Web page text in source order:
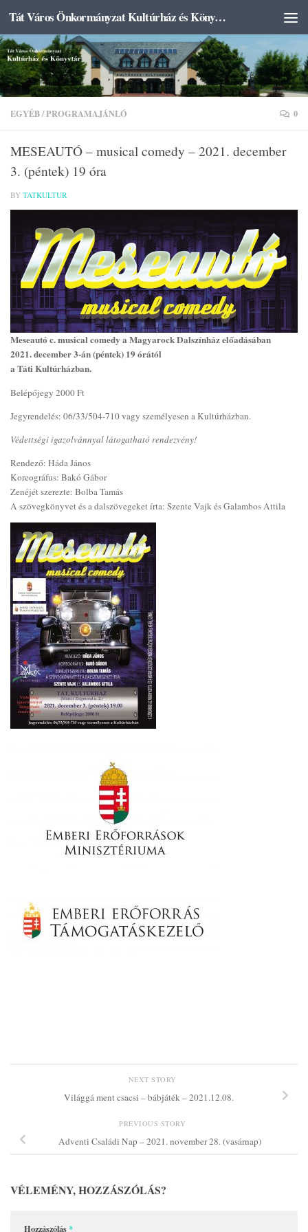
Skip to content Tát Város Önkormányzat Kultúrház és Könyvtár
EGYÉB/PROGRAMAJÁNLÓ 0
MESEAUTÓ – musical comedy – 2021. december
3. (péntek) 19 óra
BY TATKULTUR
Meseautó c. musical comedy a Magyarock Dalszínház előadásában
2021. december 3-án (péntek) 19 órától
a Táti Kultúrházban.
Belépőjegy 2000 Ft
Jegyrendelés: 06/33/504-710 vagy személyesen a Kultúrházban.
Védettségi igazolvánnyal látogatható rendezvény!
Rendező: Háda János
Koreográfus: Bakó Gábor
Zenéjét szerezte: Bolba Tamás
A szövegkönyvet és a dalszövegeket írta: Szente Vajk és Galambos Attila
NEXT STORY
Világgá ment csacsi – bábjáték – 2021.12.08.
PREVIOUS STORY
Adventi Családi Nap – 2021. november 28. (vasárnap)
VÉLEMÉNY, HOZZÁSZÓLÁS?
Hozzászólás*